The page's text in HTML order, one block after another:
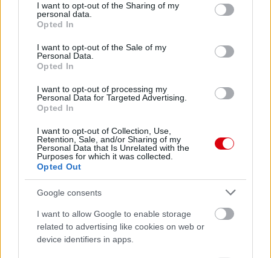
not limited to your visit or usage behaviour. You may click to
grant or deny consent to Google and its third-party tags to
use your data for below specified purposes in below Google
consent section.
I want to opt-out of the Sharing of my
personal data.
Opted In
I want to opt-out of the Sale of my
Personal Data.
Opted In
I want to opt-out of processing my
Personal Data for Targeted Advertising.
Opted In
I want to opt-out of Collection, Use,
Retention, Sale, and/or Sharing of my
Personal Data that Is Unrelated with the
Purposes for which it was collected.
Opted Out
Google consents
I want to allow Google to enable storage
related to advertising like cookies on web or
device identifiers in apps.
Meccs Center
Paris Saint-Germainvs
Manchester United